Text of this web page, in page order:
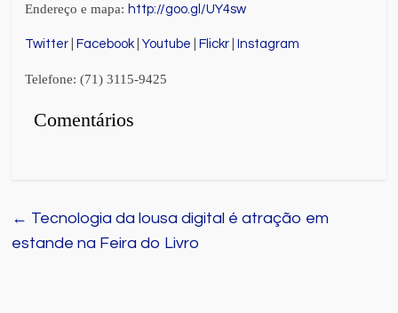
Endereço e mapa: http://goo.gl/UY4sw
Twitter Facebook |Youtube Flickr Instagram
Telefone: (71) 3115-9425
Comentários
← Tecnologia da lousa digital é atração em
estande na Feira do Livro